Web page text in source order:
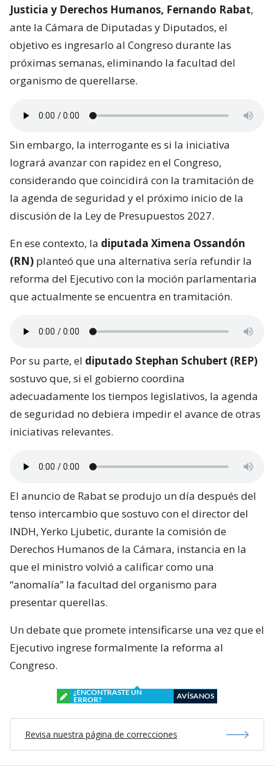
Justicia y Derechos Humanos, Fernando Rabat,
ante la Cámara de Diputadas y Diputados, el
objetivo es ingresarlo al Congreso durante las
próximas semanas, eliminando la facultad del
organismo de querellarse.
Sin embargo, la interrogante es si la iniciativa
logrará avanzar con rapidez en el Congreso,
considerando que coincidirá con la tramitación de
la agenda de seguridad y el próximo inicio de la
discusión de la Ley de Presupuestos 2027.
En ese contexto, la diputada Ximena Ossandón
(RN) planteó que una alternativa sería refundir la
reforma del Ejecutivo con la moción parlamentaria
que actualmente se encuentra en tramitación.
Por su parte, el diputado Stephan Schubert (REP)
sostuvo que, si el gobierno coordina
adecuadamente los tiempos legislativos, la agenda
de seguridad no debiera impedir el avance de otras
iniciativas relevantes.
El anuncio de Rabat se produjo un día después del
tenso intercambio que sostuvo con el director del
INDH, Yerko Ljubetic, durante la comisión de
Derechos Humanos de la Cámara, instancia en la
que el ministro volvió a calificar como una
“anomalía” la facultad del organismo para
presentar querellas.
Un debate que promete intensificarse una vez que el
Ejecutivo ingrese formalmente la reforma al
Congreso.
¿ENCONTRASTE UN
ERROR?
AVÍSANOS
Revisa nuestra página de correcciones